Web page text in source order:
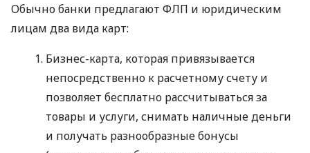
Обычно банки предлагают ФЛП и юридическим
лицам два вида карт:
Бизнес-карта, которая привязывается
непосредственно к расчетному счету и
позволяет бесплатно рассчитываться за
товары и услуги, снимать наличные деньги
и получать разнообразные бонусы